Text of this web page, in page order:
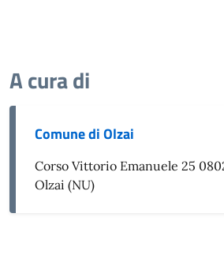
A cura di
Comune di Olzai
Corso Vittorio Emanuele 25
Olzai (NU)